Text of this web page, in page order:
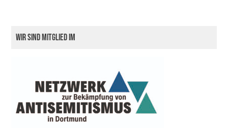
Wir sind Mitglied im